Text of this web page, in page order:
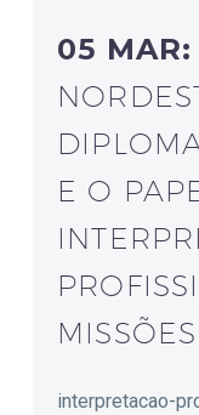
05 MAR:
E O
interpretacao-